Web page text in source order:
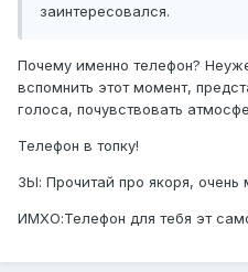
заинтересовался.
Почему именно телефон?
вспомнить этот момент,
голоса, почувствовать
Телефон в топку!
ЗЫ: Прочитай про якоря, очень
ИМХО:Телефон для тебя эт